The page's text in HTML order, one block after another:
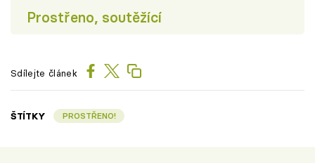
Prostřeno, soutěžící
Sdílejte článek
ŠTÍTKY PROSTŘENO!